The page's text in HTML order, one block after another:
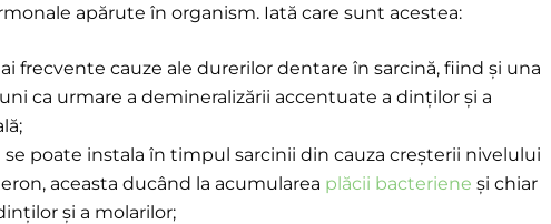
apărute în organism. Iată care sunt acestea:
frecvente cauze ale durerilor dentare în sarcină, fiind și una
ca urmare a demineralizării accentuate a dinților și a
poate instala în timpul sarcinii din cauza creșterii nivelului
aceasta ducând la acumularea plăcii bacteriene și chiar
și a molarilor;